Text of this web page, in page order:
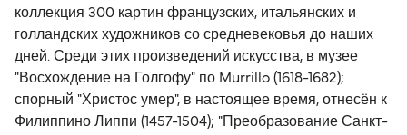
коллекция 300 картин французских, итальянских и
голландских художников со средневековья до наших
дней. Среди этих произведений искусства, в музее
"Восхождение на Голгофу" по Murrillo (1618-1682);
спорный "Христос умер", в настоящее время, отнесён к
Филиппино Липпи (1457-1504); "Преобразование Санкт-